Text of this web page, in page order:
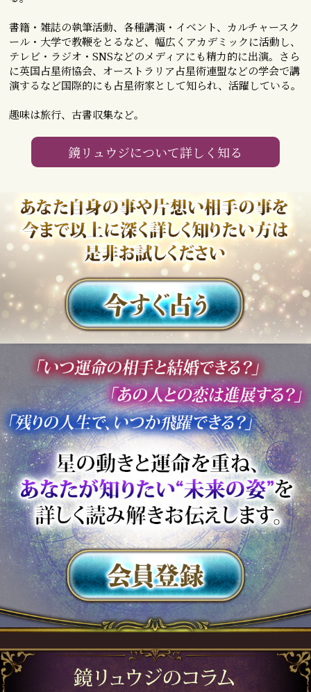
書籍・雑誌の執筆活動、各種講演・イベント、カルチャースク
ール・大学で教鞭をとるなど、幅広くアカデミックに活動し、
テレビ・ラジオ・SNSなどのメディアにも精力的に出演。さら
に英国占星術協会、オーストラリア占星術連盟などの学会で講
演するなど国際的にも占星術家として知られ、活躍している。
趣味は旅行、古書収集など。
鏡リュウジについて詳しく知る